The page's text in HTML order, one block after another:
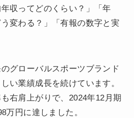
年収ってどのくらい？」「年
変わる？」「有報の数字と実
グローバルスポーツブランド
い業績成長を続けています。
右肩上がりで、2024年12月期
万円に達しました。